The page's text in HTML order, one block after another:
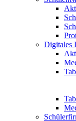
Digitales